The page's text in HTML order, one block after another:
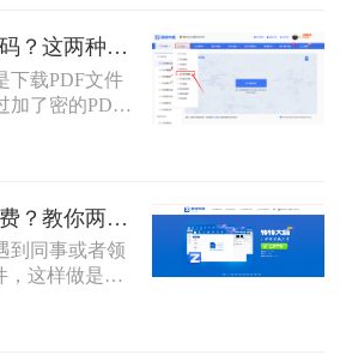
解密的方法，
编辑权限。
pdf文件怎么解除密码？这两种解密方法很简单！
下载PDF文件
加了密的PDF
开都需要输
可能会忘记
呢？方法很简
决方法，其中
来一起看看
pdf加密如何解除免费？教你两种方法，轻松解锁pdf文件！
到同事或者领
，这样做是为
我们每次打
码才能进行